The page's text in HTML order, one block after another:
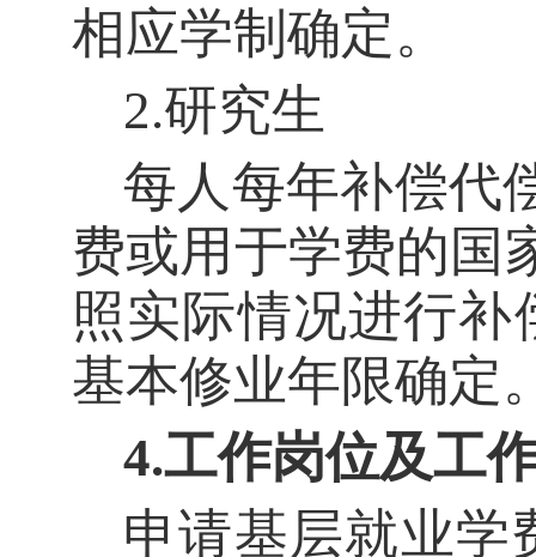
相应学制确定。
2.研究生
每人每年补偿代
费或用于学费的国
照实际情况进行
基本修业年限确定
4.工作岗位及工
申请基层就业学